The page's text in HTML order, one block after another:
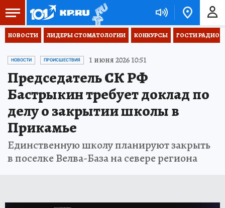
НОВОСТИ ЛИДЕРЫ СТОМАТОЛОГИИ КОНКУРСЫ ГОСТИ РАДИО
НОВОСТИ ПРОИСШЕСТВИЯ 1 июня 2026 10:51
Председатель СК РФ
Бастрыкин требует доклад по
делу о закрытии школы в
Прикамье
Единственную школу планируют закрыть
в поселке Велва-База на севере региона